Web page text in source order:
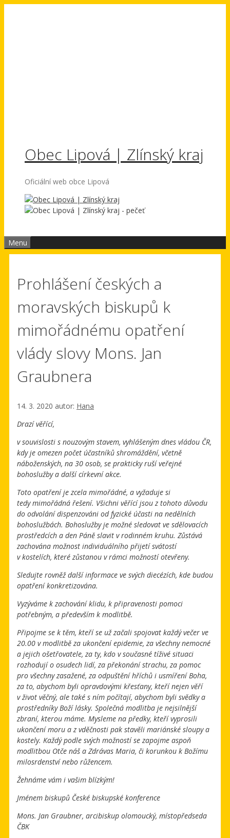
Obec Lipová | Zlínský kraj
Oficiální web obce Lipová
Menu
Prohlášení českých a
moravských biskupů k
mimořádnému opatření
vlády slovy Mons. Jan
Graubnera
14. 3. 2020 autor: Hana
Drazí věřící,
v souvislosti s nouzovým stavem, vyhlášeným dnes vládou ČR,
kdy je omezen počet účastníků shromáždění, včetně
náboženských, na 30 osob, se prakticky ruší veřejné
bohoslužby a další církevní akce.
Toto opatření je zcela mimořádné, a vyžaduje si
tedy mimořádná řešení. Všichni věřící jsou z tohoto důvodu
do odvolání dispenzováni od fyzické účasti na nedělních
bohoslužbách. Bohoslužby je možné sledovat ve sdělovacích
prostředcích a den Páně slavit v rodinném kruhu. Zůstává
zachována možnost individuálního přijetí svátostí
v kostelích, které zůstanou v rámci možností otevřeny.
Sledujte rovněž další informace ve svých diecézích, kde budou
opatření konkretizována.
Vyzýváme k zachování klidu, k připravenosti pomoci
potřebným, a především k modlitbě.
Připojme se k těm, kteří se už začali spojovat každý večer ve
20.00 v modlitbě za ukončení epidemie, za všechny nemocné
a jejich ošetřovatele, za ty, kdo v současné tíživé situaci
rozhodují o osudech lidí, za překonání strachu, za pomoc
pro všechny zasažené, za odpuštění hříchů i usmíření Boha,
za to, abychom byli opravdovými křesťany, kteří nejen věří
v život věčný, ale také s ním počítají, abychom byli svědky a
prostředníky Boží lásky. Společná modlitba je nejsilnější
zbraní, kterou máme. Mysleme na předky, kteří vyprosili
ukončení moru a z vděčnosti pak stavěli mariánské sloupy a
kostely. Každý podle svých možností se zapojme aspoň
modlitbou Otče náš a Zdrávas Maria, či korunkou k Božímu
milosrdenství nebo růžencem.
Žehnáme vám i vašim blízkým!
Jménem biskupů České biskupské konference
Mons. Jan Graubner, arcibiskup olomoucký, místopředseda
ČBK